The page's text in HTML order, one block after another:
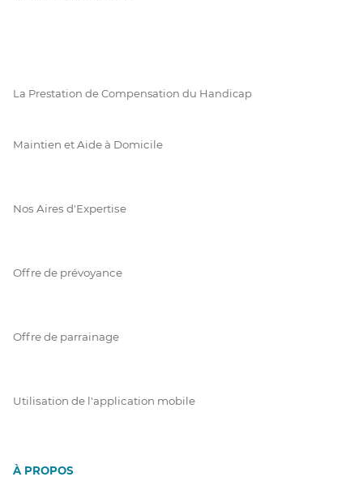
La Prestation de Compensation du Handicap
Maintien et Aide à Domicile
Nos Aires d'Expertise
Offre de prévoyance
Offre de parrainage
Utilisation de l'application mobile
À PROPOS